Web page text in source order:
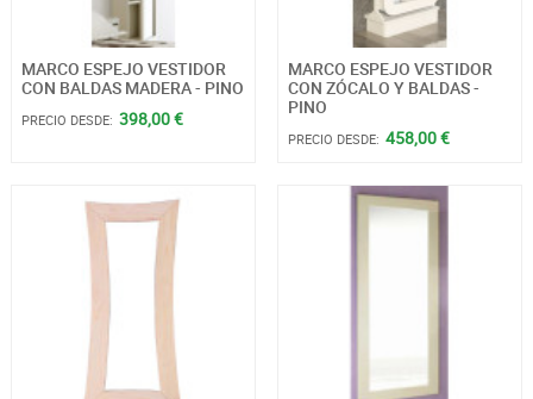
MARCO ESPEJO VESTIDOR
CON BALDAS MADERA - PINO
PRECIO DESDE: 398,00 €
MARCO ESPEJO VESTIDOR
CON ZÓCALO Y BALDAS -
PINO
PRECIO DESDE: 458,00 €